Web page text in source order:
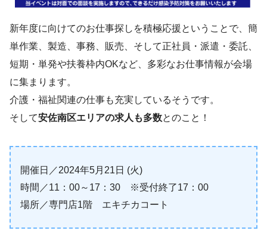
新年度に向けてのお仕事探しを積極応援ということで、簡
単作業、製造、事務、販売、そして正社員・派遣・委託、
短期・単発や扶養枠内OKなど、多彩なお仕事情報が会場
に集まります。
介護・福祉関連の仕事も充実しているそうです。
そして安佐南区エリアの求人も多数とのこと！
開催日／2024年5月21日 (火)
時間／11：00～17：30 ※受付終了17：00
場所／専門店1階 エキチカコート